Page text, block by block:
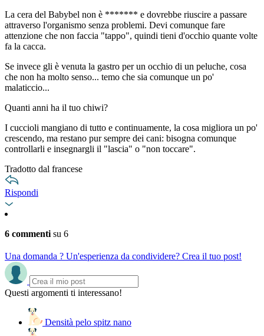
La cera del Babybel non è ******* e dovrebbe riuscire a passare
attraverso l'organismo senza problemi. Devi comunque fare
attenzione che non faccia "tappo", quindi tieni d'occhio quante volte
fa la cacca.
Se invece gli è venuta la gastro per un occhio di un peluche, cosa
che non ha molto senso... temo che sia comunque un po'
malaticcio...
Quanti anni ha il tuo chiwi?
I cuccioli mangiano di tutto e continuamente, la cosa migliora un po'
crescendo, ma restano pur sempre dei cani: bisogna comunque
controllarli e insegnargli il "lascia" o "non toccare".
Tradotto dal francese
Rispondi
6 commenti su 6
Una domanda ? Un'esperienza da condividere? Crea il tuo post!
Questi argomenti ti interessano!
Densità pelo spitz nano